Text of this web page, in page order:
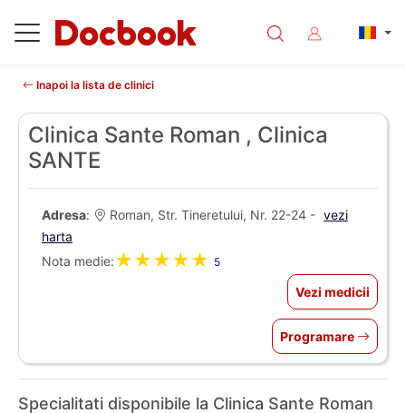
Inapoi la lista de clinici
Clinica Sante Roman , Clinica
SANTE
Adresa: Roman, Str. Tineretului, Nr. 22-24 - vezi
harta
Nota medie:★★★★★ 5
Vezi medicii
Programare
Specialitati disponibile la Clinica Sante Roman